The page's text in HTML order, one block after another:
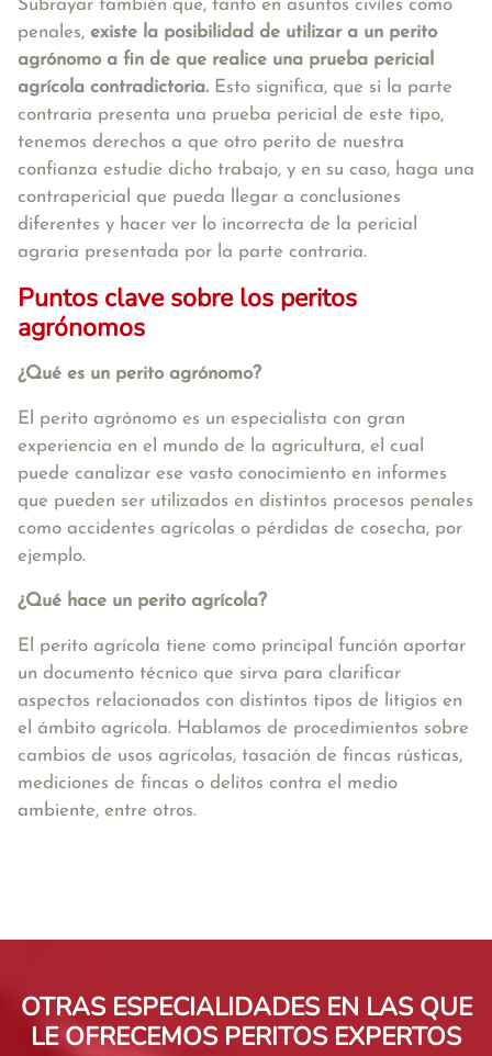
Subrayar también que, tanto en asuntos civiles como
penales, existe la posibilidad de utilizar a un perito
agrónomo a fin de que realice una prueba pericial
agrícola contradictoria. Esto significa, que si la parte
contraria presenta una prueba pericial de este tipo,
tenemos derechos a que otro perito de nuestra
confianza estudie dicho trabajo, y en su caso, haga una
contrapericial que pueda llegar a conclusiones
diferentes y hacer ver lo incorrecta de la pericial
agraria presentada por la parte contraria.
Puntos clave sobre los peritos
agrónomos
¿Qué es un perito agrónomo?
El perito agrónomo es un especialista con gran
experiencia en el mundo de la agricultura, el cual
puede canalizar ese vasto conocimiento en informes
que pueden ser utilizados en distintos procesos penales
como accidentes agrícolas o pérdidas de cosecha, por
ejemplo.
¿Qué hace un perito agrícola?
El perito agrícola tiene como principal función aportar
un documento técnico que sirva para clarificar
aspectos relacionados con distintos tipos de litigios en
el ámbito agrícola. Hablamos de procedimientos sobre
cambios de usos agrícolas, tasación de fincas rústicas,
mediciones de fincas o delitos contra el medio
ambiente, entre otros.
OTRAS ESPECIALIDADES EN LAS QUE
LE OFRECEMOS PERITOS EXPERTOS